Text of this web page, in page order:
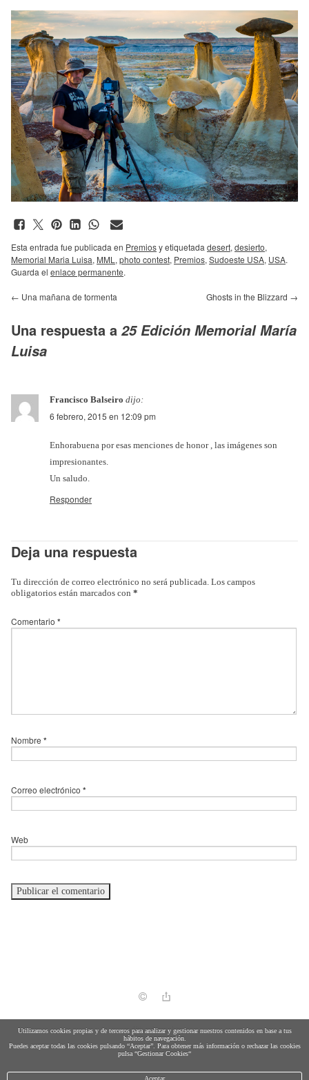
Esta entrada fue publicada en Premiosy etiquetada desert, desierto,
Memorial Maria Luisa, MML , photo contest, Premios, Sudoeste USA, USA.
Guarda el enlace permanente.
← Una mañana de tormenta Ghosts in the Blizzard →
Una respuesta a 25 Edición Memorial María
Luisa
Francisco Balseiro dijo:
6 febrero, 2015 en 12:09 pm
Enhorabuena por esas menciones de honor , las imágenes son
impresionantes.
Un saludo.
Responder
Deja una respuesta
Tu dirección de correo electrónico no será publicada. Los campos
obligatorios están marcados con *
Comentario *
Nombre *
Correo electrónico *
Web
política de cookies
Utilizamos cookies propias y de terceros para analizar y gestionar nuestros contenidos en base a tus
hábitos de navegación.
Puedes aceptar todas las cookies pulsando “Aceptar”. Para obtener más información o rechazar las cookies
pulsa “Gestionar Cookies“
Aceptar